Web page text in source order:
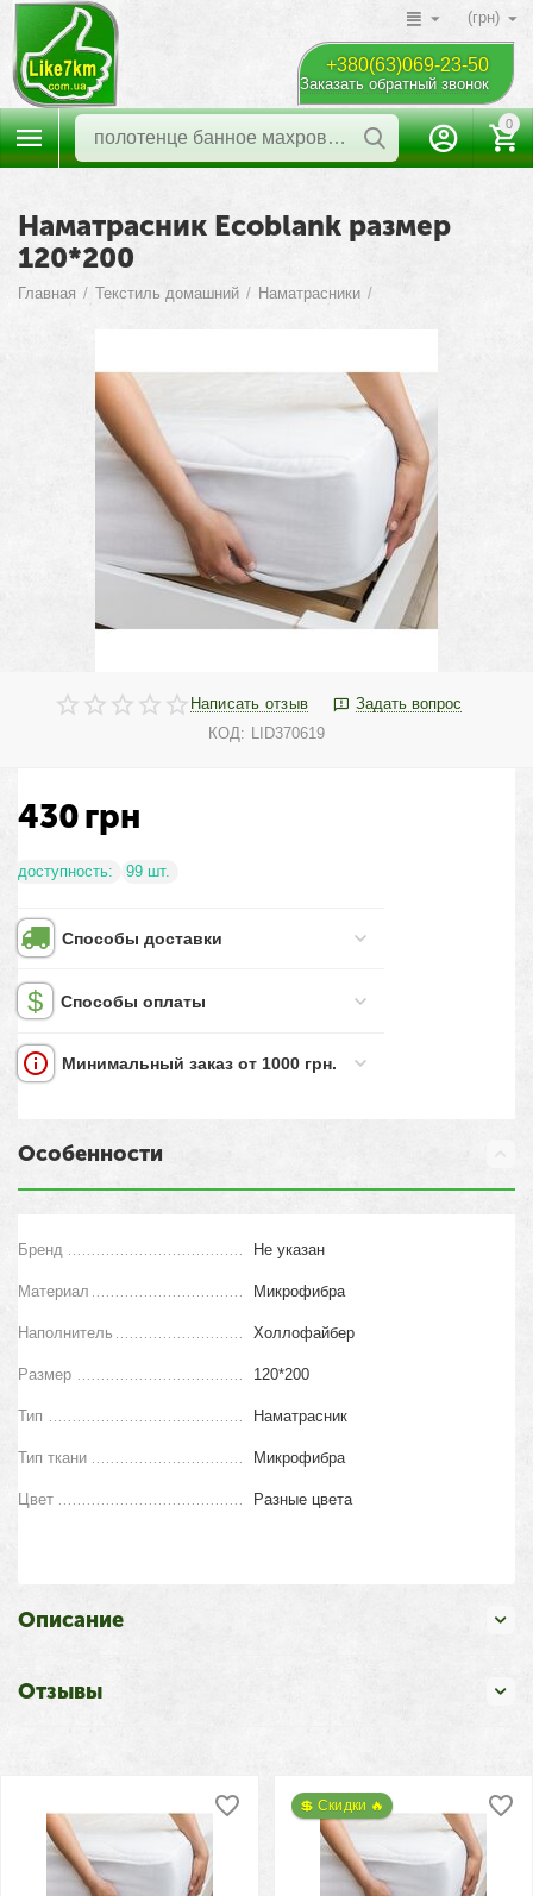
(грн)
+380(63)069-23-50
Заказать обратный звонок
0
Наматрасник Ecoblank размер
120*200
Главная / Текстиль домашний / Наматрасники /
Написать отзыв
Задать вопрос
КОД: LID370619
430грн
доступность: 99 шт.
Способы доставки
Способы оплаты
Минимальный заказ от 1000 грн.
Особенности
Бренд Не указан
Материал Микрофибра
Наполнитель Холлофайбер
Размер 120*200
Тип Наматрасник
Тип ткани Микрофибра
Цвет Разные цвета
Описание
Отзывы
💲 Скидки 🔥